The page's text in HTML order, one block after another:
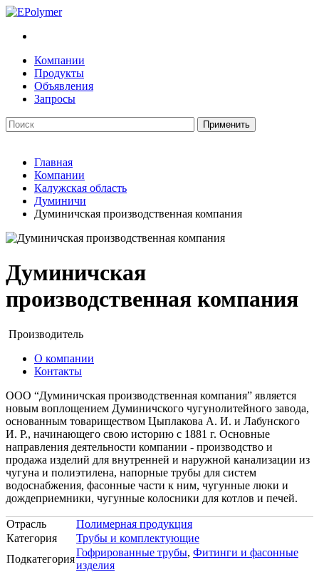
Компании
Продукты
Объявления
Запросы
Главная
Компании
Калужская область
Думиничи
Думиничская производственная компания
Думиничская
производственная компания
Производитель
О компании
Контакты
ООО “Думиничская производственная компания” является
новым воплощением Думиничского чугунолитейного завода,
основанным товариществом Цыплакова А. И. и Лабунского
И. Р., начинающего свою историю с 1881 г. Основные
направления деятельности компании - производство и
продажа изделий для внутренней и наружной канализации из
чугуна и полиэтилена, напорные трубы для систем
водоснабжения, фасонные части к ним, чугунные люки и
дождеприемники, чугунные колосники для котлов и печей.
Отрасль
Полимерная продукция
Категория
Трубы и комплектующие
Подкатегория
Гофрированные трубы, Фитинги и фасонные
изделия